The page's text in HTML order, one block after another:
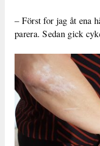
– Först for jag åt ena
parera. Sedan gick